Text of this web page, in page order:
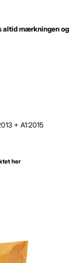
altid mærkningen og
+ A1:2015
her